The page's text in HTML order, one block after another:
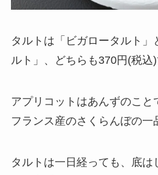
タルトは「ビガロータルト」
ルト」、どちらも370円(税込)
アプリコットはあんずのこと
フランス産のさくらんぼの一
タルトは一日経っても、底は